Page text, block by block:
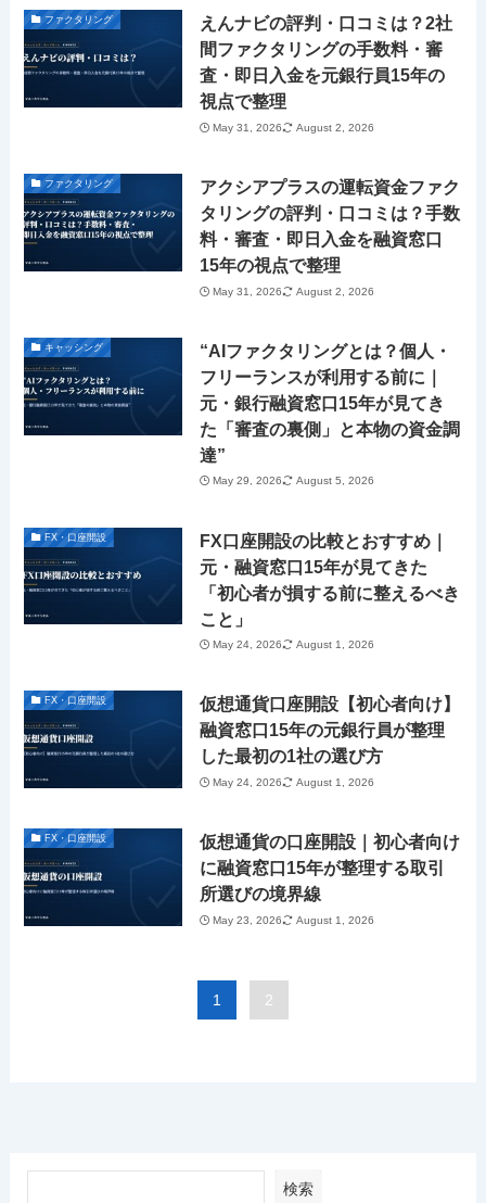
ファクタリング
えんナビの評判・口コミは？2社
間ファクタリングの手数料・審
査・即日入金を元銀行員15年の
視点で整理
May 31, 2026 August 2, 2026
ファクタリング
アクシアプラスの運転資金ファク
タリングの評判・口コミは？手数
料・審査・即日入金を融資窓口
15年の視点で整理
May 31, 2026 August 2, 2026
キャッシング
“AIファクタリングとは？個人・
フリーランスが利用する前に｜
元・銀行融資窓口15年が見てき
た「審査の裏側」と本物の資金調
達”
May 29, 2026 August 5, 2026
FX・口座開設
FX口座開設の比較とおすすめ｜
元・融資窓口15年が見てきた
「初心者が損する前に整えるべき
こと」
May 24, 2026 August 1, 2026
FX・口座開設
仮想通貨口座開設【初心者向け】
融資窓口15年の元銀行員が整理
した最初の1社の選び方
May 24, 2026 August 1, 2026
FX・口座開設
仮想通貨の口座開設｜初心者向け
に融資窓口15年が整理する取引
所選びの境界線
May 23, 2026 August 1, 2026
1 2
検索